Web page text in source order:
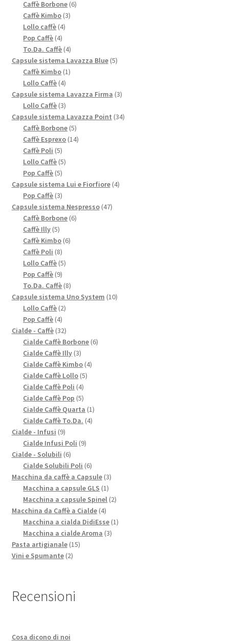
Caffè Borbone 66
Caffè Kimbo 33
Lollo caffè 44
Pop Caffè 44
prodotti
To.Da. Caffè 44
prodotti
Capsule sistema Lavazza Blue 55
Caffè Kimbo 11
Lollo Caffè 44
prodotti
Capsule sistema Lavazza Firma 33
Lollo Caffè 33
prodotti
Capsule sistema Lavazza Point 3434
Caffè Borbone 55
prodotti
Caffè Esprexo 1414
Caffè Poli 55
prodotti
Lollo Caffè 55
Pop Caffè 55
prodotti
Capsule sistema Lui e Fiorfiore 44
Pop Caffè 33
prodotti
Capsule sistema Nespresso 4747
Caffè Borbone 66
Caffè Illy 55
prodotti
Caffè Kimbo 66
Caffè Poli 88
prodotti
Lollo Caffè 55
Pop Caffè 99
prodotti
To.Da. Caffè 88
prodotti
Capsule sistema Uno System 1010
Lollo Caffè 22
Pop Caffè 44
prodotti
Cialde - Caffè 3232
prodotti
Cialde Caffè Borbone 66
Cialde Caffè Illy 33
prodotti
Cialde Caffè Kimbo 44
Cialde Caffè Lollo 55
Cialde Caffè Poli 44
prodotti
Cialde Caffè Pop 55
prodotti
Cialde Caffè Quarta 11
Cialde Caffè To.Da. 44
Cialde - Infusi 99
prodotti
Cialde Infusi Poli 99
Cialde - Solubili 66
prodotti
Cialde Solubili Poli 66
prodotti
Macchina da caffè a Capsule 33
Macchina a capsule GLS 11
prodotto
Macchina a capsule Spinel 22
Macchina da Caffè a Cialde 44
prodotti
Macchina a cialda DidiEsse 11
Macchina a cialde Aroma 33
Pasta artigianale 1515
Vini e Spumante 22
Recensioni
Cosa dicono di noi